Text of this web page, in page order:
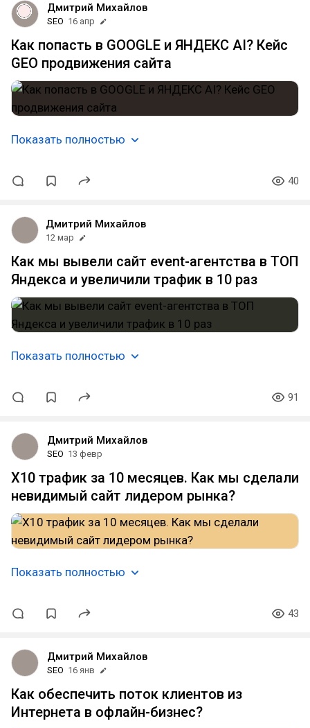
Дмитрий Михайлов
SEO 16 апр
Как попасть в GOOGLE и ЯНДЕКС AI? Кейс
GEO продвижения сайта
Показать полностью
40
Дмитрий Михайлов
12 мар
Как мы вывели сайт event-агентства в ТОП
Яндекса и увеличили трафик в 10 раз
Показать полностью
91
Дмитрий Михайлов
SEO 13 февр
Х10 трафик за 10 месяцев. Как мы сделали
невидимый сайт лидером рынка?
Показать полностью
43
Дмитрий Михайлов
SEO 16 янв
Как обеспечить поток клиентов из
Интернета в офлайн-бизнес?